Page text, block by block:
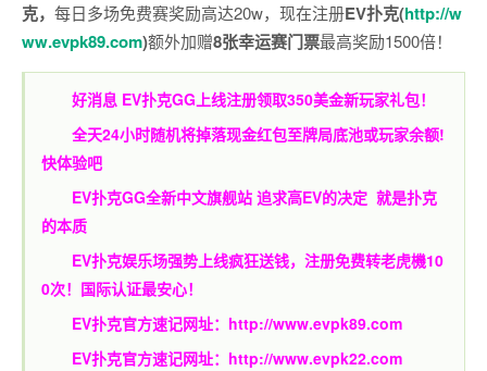
克， 每日多场免费赛奖励高达20w，现在注册EV扑克(http://w
ww.evpk89.com)额外加赠8张幸运赛门票最高奖励1500倍！
好消息 EV扑克GG上线注册领取350美金新玩家礼包！
全天24小时随机将掉落现金红包至牌局底池或玩家余额!
快体验吧
EV扑克GG全新中文旗舰站 追求高EV的决定 就是扑克
的本质
EV扑克娱乐场强势上线疯狂送钱，注册免费转老虎機10
0次！国际认证最安心！
EV扑克官方速记网址： http://www.evpk89.com
EV扑克官方速记网址： http://www.evpk22.com